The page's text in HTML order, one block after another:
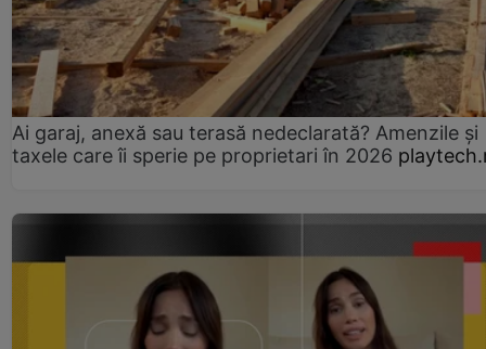
Ai garaj, anexă sau terasă nedeclarată? Amenzile și
taxele care îi sperie pe proprietari în 2026